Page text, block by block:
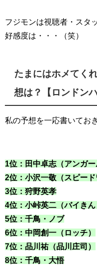
フジモンは視聴者・スタ
好感度は・・・（笑）
たまにはホメてく
想は？【ロンドンハ
私の予想を一応書いてお
1位：田中卓志（アンガー
2位：小沢一敬（スピード
3位：狩野英孝
4位：小峠英二（バイきん
5位：千鳥・ノブ
6位：中岡創一（ロッチ）
7位：品川祐（品川庄司）
8位：千鳥・大悟